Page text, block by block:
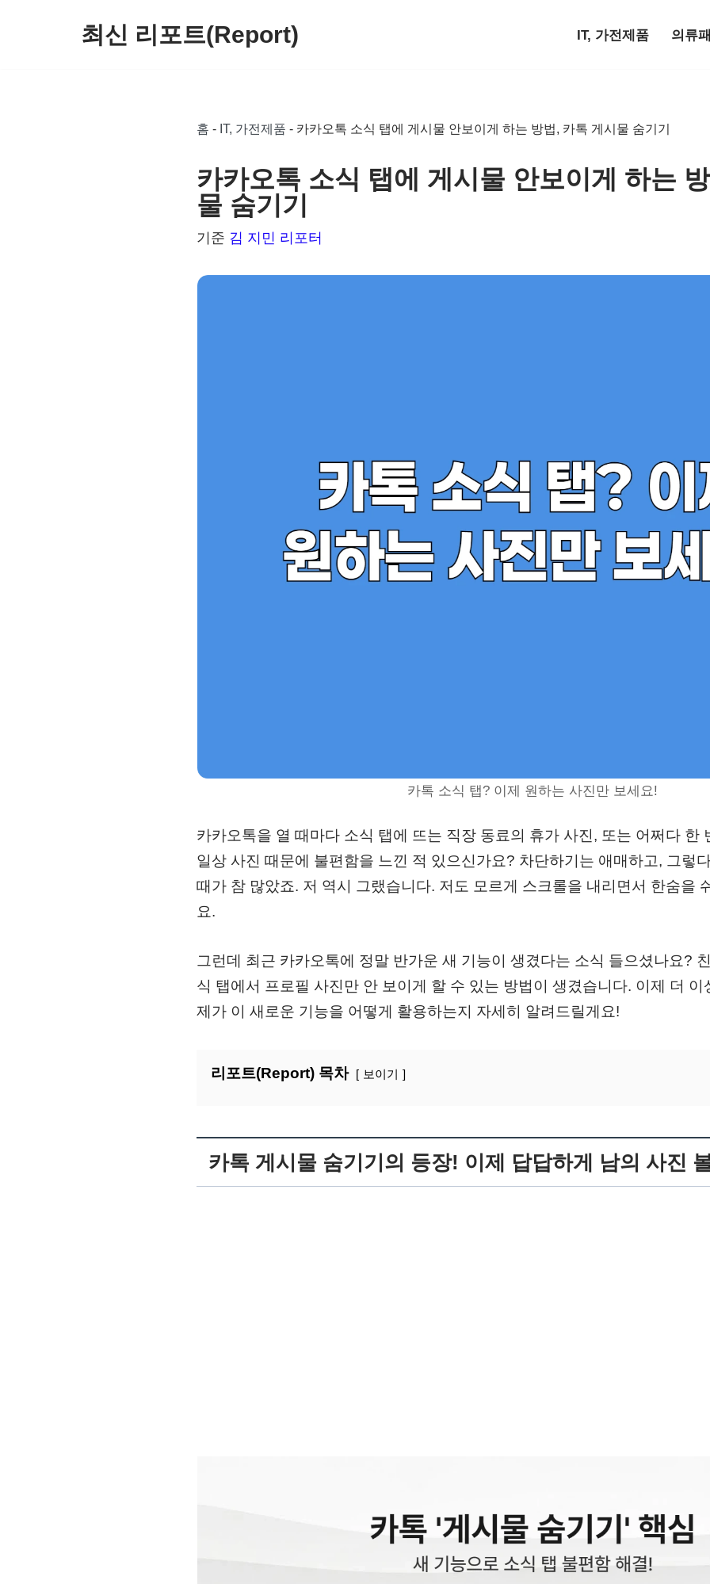
최신 리포트(Report) IT, 가전제품 의류
홈 - IT, 가전제품 - 카카오톡 소식 탭에 게시물 안보이게 하는 방법, 카톡 게시물 숨기기
카카오톡 소식 탭에 게시물 안보이게 하는
물 숨기기
기준 김 지민 리포터
카톡 소식 탭? 이제 원하는 사진만 보세요!
카카오톡을 열 때마다 소식 탭에 뜨는 직장 동료의 휴가 사진, 또는 어쩌다 한
일상 사진 때문에 불편함을 느낀 적 있으신가요? 차단하기는 애매하고, 그렇
때가 참 많았죠. 저 역시 그랬습니다. 저도 모르게 스크롤을 내리면서 한숨을
요.
그런데 최근 카카오톡에 정말 반가운 새 기능이 생겼다는 소식 들으셨나요?
식 탭에서 프로필 사진만 안 보이게 할 수 있는 방법이 생겼습니다. 이제 더 이
제가 이 새로운 기능을 어떻게 활용하는지 자세히 알려드릴게요!
리포트(Report) 목차 보이기
카톡 게시물 숨기기의 등장! 이제 답답하게 남의 사진